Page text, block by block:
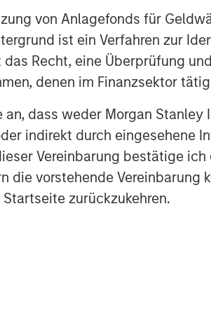
von Anlagefonds für
ist ein Verfahren zur
Recht, eine Überprüfung
denen im Finanzsektor
an, dass weder Morgan
indirekt durch eingesehene
Vereinbarung bestätige
die vorstehende Vereinbarung
Startseite zurückzukehren.
Considerations
investments are speculative and
are suitable only for long-term
highly illiquid—there is no
investments into private funds.
have higher fees and expenses
investment funds are often
pricing or valuation information to
accordingly, you should
such suitability.
content was informational